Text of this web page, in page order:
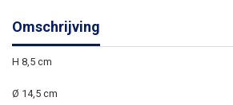
Omschrijving
H 8,5 cm
Ø 14,5 cm